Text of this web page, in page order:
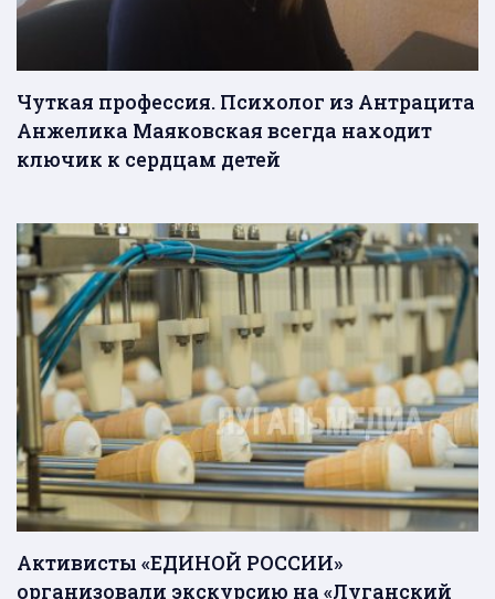
Чуткая профессия. Психолог из Антрацита
Анжелика Маяковская всегда находит
ключик к сердцам детей
Активисты «ЕДИНОЙ РОССИИ»
организовали экскурсию на «Луганский